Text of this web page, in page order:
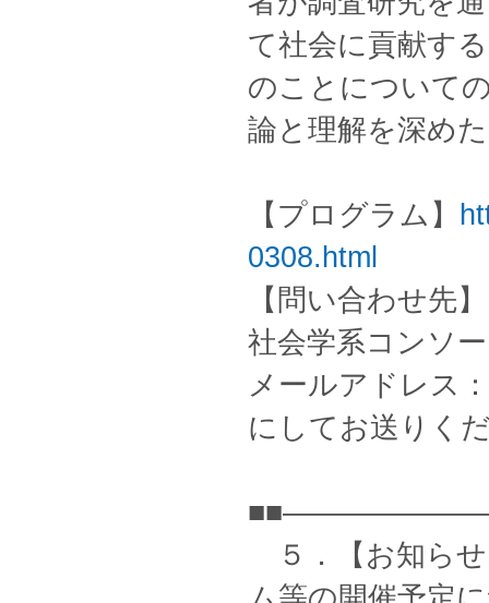
て社会に貢献す
のことについて
論と理解を深め
【プログラム】
0308.html
【問い合わせ先】
社会学系コンソ
メールアドレス
にしてお送りく
５．【お知らせ